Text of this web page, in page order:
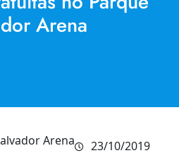
Arena
Arena 23/10/2019